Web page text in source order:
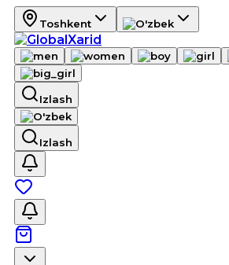
Toshkent
Izlash
Izlash